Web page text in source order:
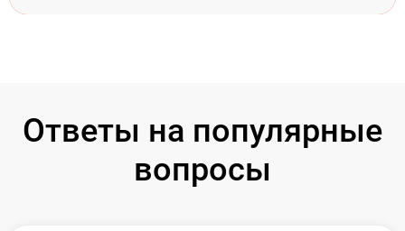
Ответы на популярные
вопросы